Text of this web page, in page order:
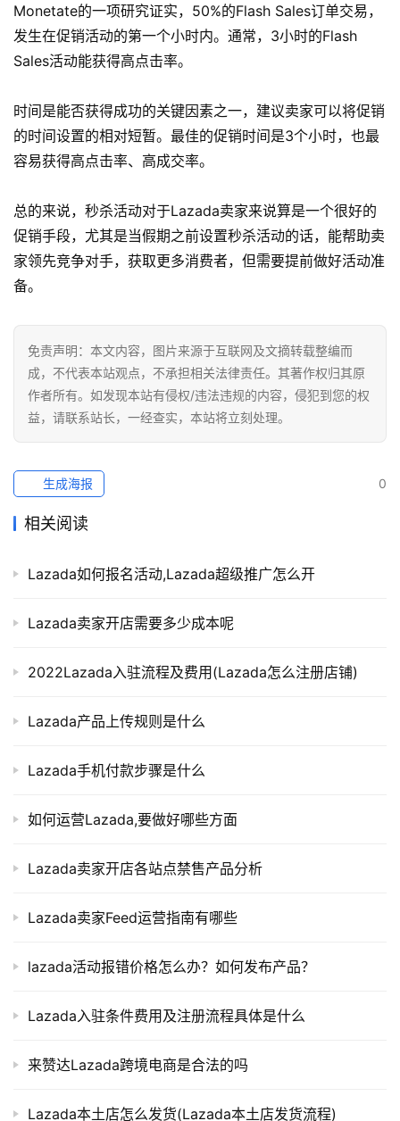
境
导
航
Monetate的一项研究证实，50%的Flash Sales订单交易，
发生在促销活动的第一个小时内。通常，3小时的Flash
Sales活动能获得高点击率。
时间是能否获得成功的关键因素之一，建议卖家可以将促销
的时间设置的相对短暂。最佳的促销时间是3个小时，也最
容易获得高点击率、高成交率。
总的来说，秒杀活动对于Lazada卖家来说算是一个很好的
促销手段，尤其是当假期之前设置秒杀活动的话，能帮助卖
家领先竞争对手，获取更多消费者，但需要提前做好活动准
备。
免责声明：本文内容，图片来源于互联网及文摘转载整编而
成，不代表本站观点，不承担相关法律责任。其著作权归其原
作者所有。如发现本站有侵权/违法违规的内容，侵犯到您的权
益，请联系站长，一经查实，本站将立刻处理。
0
生成海报
相关阅读
Lazada如何报名活动,Lazada超级推广怎么开
Lazada卖家开店需要多少成本呢
2022Lazada入驻流程及费用(Lazada怎么注册店铺)
Lazada产品上传规则是什么
Lazada手机付款步骤是什么
如何运营Lazada,要做好哪些方面
Lazada卖家开店各站点禁售产品分析
Lazada卖家Feed运营指南有哪些
lazada活动报错价格怎么办？如何发布产品？
Lazada入驻条件费用及注册流程具体是什么
来赞达Lazada跨境电商是合法的吗
Lazada本土店怎么发货(Lazada本土店发货流程)